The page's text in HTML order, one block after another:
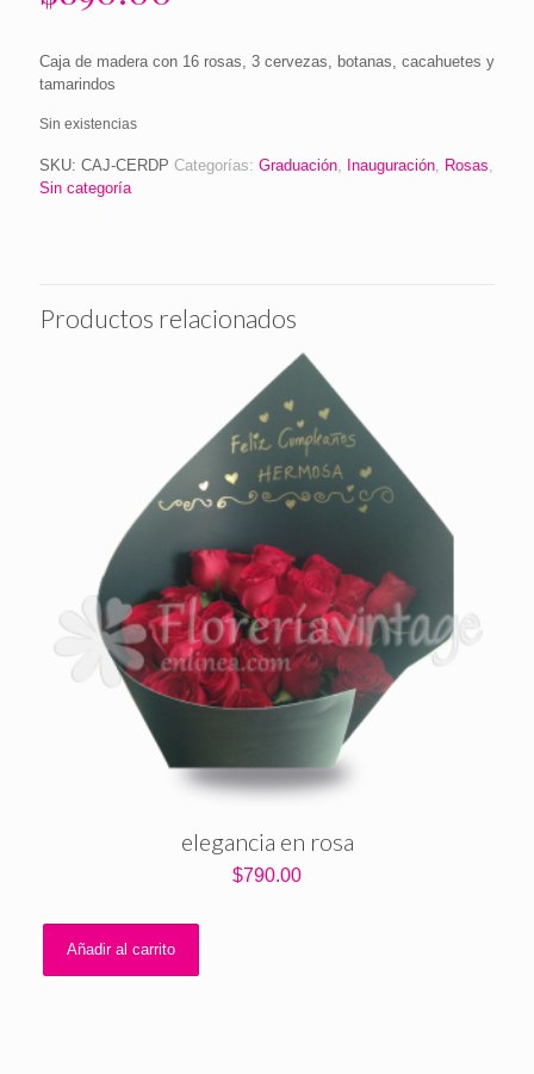
Caja de madera con 16 rosas, 3 cervezas, botanas, cacahuetes y
tamarindos
Sin existencias
SKU: CAJ-CERDP Categorías: Graduación, Inauguración, Rosas,
Sin categoría
Productos relacionados
elegancia en rosa
$790.00
Añadir al carrito